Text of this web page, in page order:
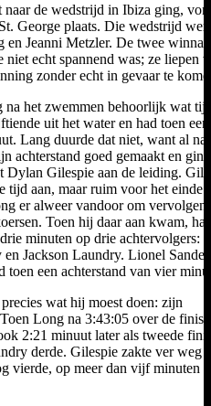
de wedstrijd in Ibiza ging,
George plaats. Die wedstrijd
en Jeanni Metzler. De twee
niet echt spannend was; ze liepen
zonder echt in gevaar te
na het zwemmen behoorlijk wat
uit het water en had toen een
Lang duurde dat niet, want al na
achterstand goed gemaakt en
Dylan Gilespie aan de leiding.
tijd aan, maar ruim voor het einde
er alweer vandoor om
Toen hij daar aan kwam,
minuten op drie achtervolgers:
Jackson Laundry. Lionel
toen een achterstand van vier
wat hij moest doen: zijn
Long na 3:43:05 over de finish
2:21 minuut later als tweede
derde. Gilespie zakte ver weg
vierde, op meer dan vijf minuten